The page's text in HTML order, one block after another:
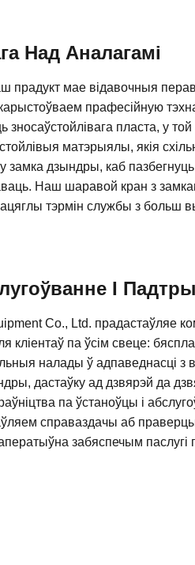
Над Аналагамі
прадукт мае відавочныя
прафесійную
пласта, у
матэрыялы, якія
замка дзындры, каб
Наш шаравой кран з
тэрмін службы з больш
І
Co., Ltd. прадастаўляе
кліентаў па ўсім свеце:
налады ў адпаведнасці з
дастаўку ад дзвярэй да
па ўстаноўцы і
справаздачы аб праверцы
забяспечым